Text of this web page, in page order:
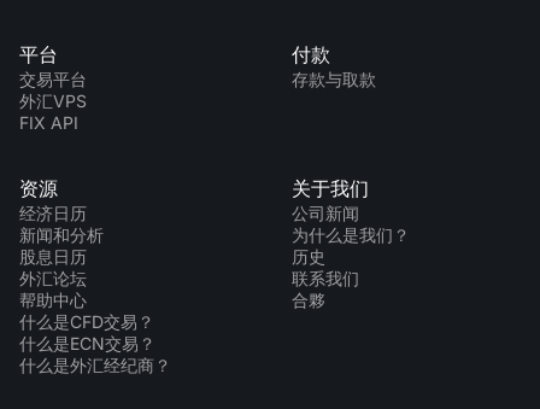
平台
交易平台
外汇VPS
FIX API
付款
存款与取款
资源
经济日历
新闻和分析
股息日历
外汇论坛
帮助中心
什么是CFD交易？
什么是ECN交易？
什么是外汇经纪商？
关于我们
公司新闻
为什么是我们？
历史
联系我们
合夥